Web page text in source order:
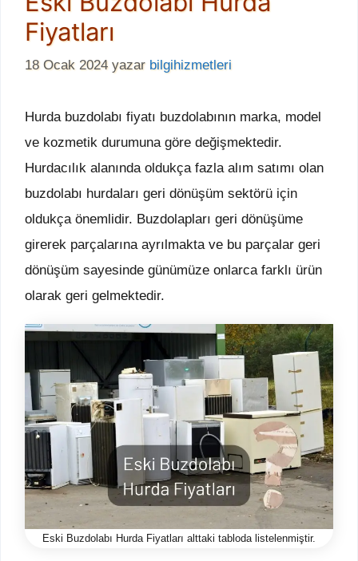
Fiyatları
18 Ocak 2024 yazar bilgihizmetleri
Hurda buzdolabı fiyatı buzdolabının marka, model
ve kozmetik durumuna göre değişmektedir.
Hurdacılık alanında oldukça fazla alım satımı olan
buzdolabı hurdaları geri dönüşüm sektörü için
oldukça önemlidir. Buzdolapları geri dönüşüme
girerek parçalarına ayrılmakta ve bu parçalar geri
dönüşüm sayesinde günümüze onlarca farklı ürün
olarak geri gelmektedir.
Eski Buzdolabı Hurda Fiyatları alttaki tabloda listelenmiştir.